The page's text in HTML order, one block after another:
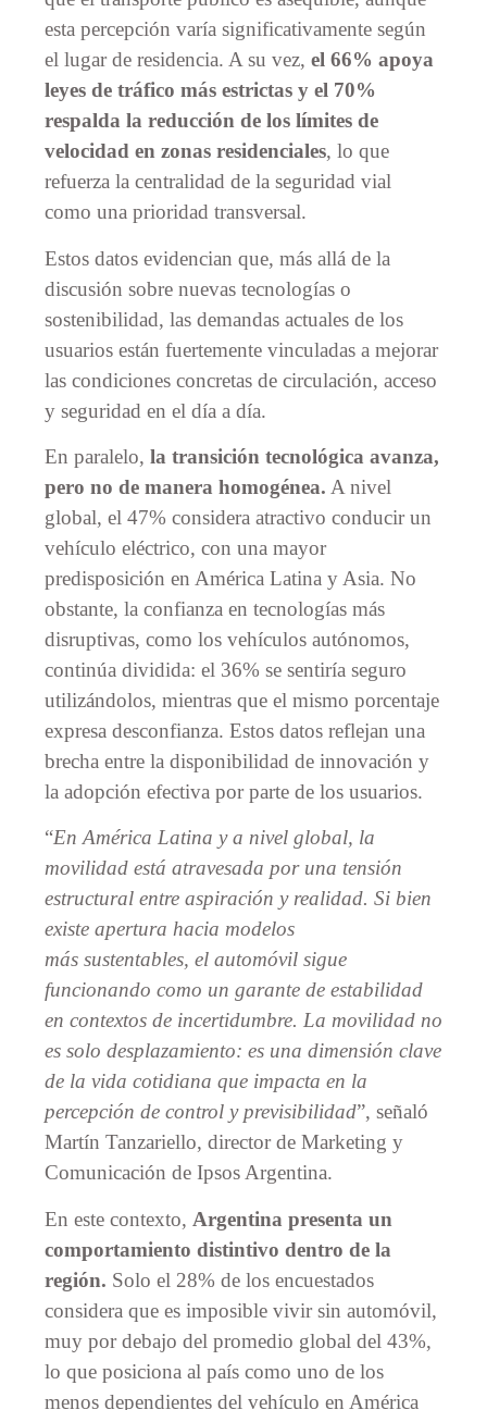
esta percepción varía significativamente según
el lugar de residencia. A su vez, el 66% apoya
leyes de tráfico más estrictas y el 70%
respalda la reducción de los límites de
velocidad en zonas residenciales, lo que
refuerza la centralidad de la seguridad vial
como una prioridad transversal.
Estos datos evidencian que, más allá de la
discusión sobre nuevas tecnologías o
sostenibilidad, las demandas actuales de los
usuarios están fuertemente vinculadas a mejorar
las condiciones concretas de circulación, acceso
y seguridad en el día a día.
En paralelo, la transición tecnológica avanza,
pero no de manera homogénea. A nivel
global, el 47% considera atractivo conducir un
vehículo eléctrico, con una mayor
predisposición en América Latina y Asia. No
obstante, la confianza en tecnologías más
disruptivas, como los vehículos autónomos,
continúa dividida: el 36% se sentiría seguro
utilizándolos, mientras que el mismo porcentaje
expresa desconfianza. Estos datos reflejan una
brecha entre la disponibilidad de innovación y
la adopción efectiva por parte de los usuarios.
“En América Latina y a nivel global, la
movilidad está atravesada por una tensión
estructural entre aspiración y realidad. Si bien
existe apertura hacia modelos
más sustentables, el automóvil sigue
funcionando como un garante de estabilidad
en contextos de incertidumbre. La movilidad no
es solo desplazamiento: es una dimensión clave
de la vida cotidiana que impacta en la
percepción de control y previsibilidad”, señaló
Martín Tanzariello, director de Marketing y
Comunicación de Ipsos Argentina.
En este contexto, Argentina presenta un
comportamiento distintivo dentro de la
región. Solo el 28% de los encuestados
considera que es imposible vivir sin automóvil,
muy por debajo del promedio global del 43%,
lo que posiciona al país como uno de los
menos dependientes del vehículo en América